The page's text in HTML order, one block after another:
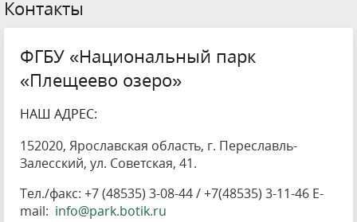
Контакты
ФГБУ «Национальный парк
«Плещеево озеро»
НАШ АДРЕС:
152020, Ярославская область, г. Переславль-
Залесский, ул. Советская, 41.
Тел./факс: +7 (48535) 3-08-44 / +7(48535) 3-11-46 E-
mail: info@park.botik.ru